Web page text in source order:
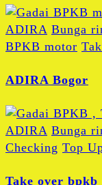
ADIRA Bunga
BPKB motor
ADIRA Bogor
ADIRA Bunga
Checking Top
Take over